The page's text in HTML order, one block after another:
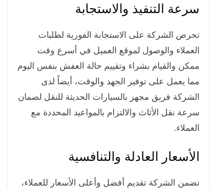
سرعة التنفيذ والاستجابة
تحرص الشركة على الاستجابة الفورية لطلبات
العملاء والوصول لموقع العميل في أسرع وقت
ممكن والقيام بشراء وتقييم حالة العفش بنفس اليوم
مما يعمل على توفير الجهد والوقت، أيضاً لدى
الشركة فريق مجهز بالسيارات الحديثة للنقل لضمان
سرعة نقل الأثاث والالتزام بالمواعيد المحددة مع
العملاء.
الأسعار العادلة والتنافسية
تضمن الشركة تقديم أفضل وأعلى الأسعار للعملاء،